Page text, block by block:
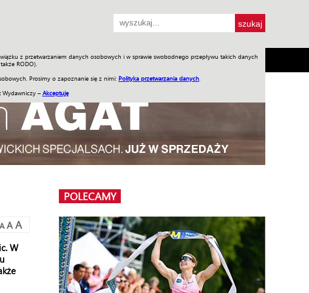
z przetwarzaniem danych osobowych i w sprawie swobodnego przepływu takich danych
RODO).
Prosimy o zapoznanie się z nimi: Polityka przetwarzania danych
Wydawniczy – Akceptuję
ENGLISH SKLEP Jednodniówki Praca w WIW
A A A
W
POLECAMY